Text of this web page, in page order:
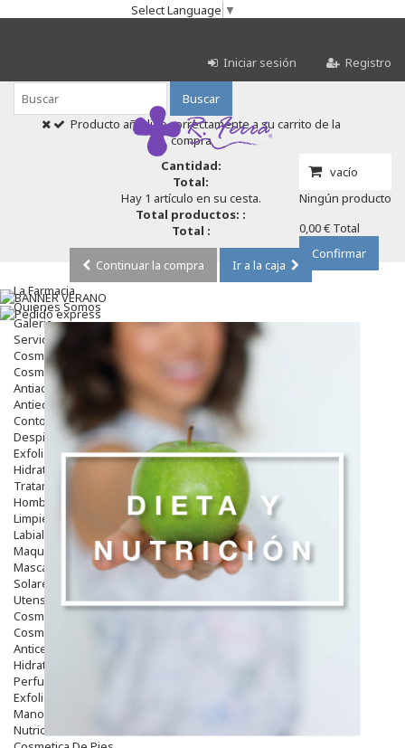
Select Language ▼
Iniciar sesión Registro
Buscar
vacío
Ningún producto
0,00 € Total
Confirmar
Producto añadido correctamente a su carrito de la
compra
Cantidad:
Total:
Hay 1 artículo en su cesta.
Total productos: :
Total :
Continuar la compra
Ir a la caja
La Farmacia
Quienes Somos
Galeria
Servicios
Cosmética
Cosmética Facial
Antiacné
Antiedad
Contorno De Ojos
Despigmentantes
Exfoliantes
Hidratantes
Tratamientos De Noche
Hombre
Limpieza
Labiales
Maquillajes Y Color
Mascarillas
Solares
Utensilios
Cosmética Capilar
Cosmética Corporal
Anticelulíticos
Hidratantes Corporales
Perfumes Y Colonias
Exfoliantes Corporales
Manos Y Uñas
Nutricosmética